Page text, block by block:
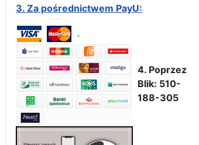
3. Za pośrednictwem PayU:
4. Poprzez
Blik: 510-
188-305